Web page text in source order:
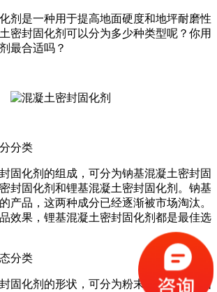
剂是一种用于提高地面硬度和地坪耐磨性
密封固化剂可以分为多少种类型呢？你用
最合适吗？
分类
固化剂的组成，可分为钠基混凝土密封固
封固化剂和锂基混凝土密封固化剂。钠基
产品，这两种成分已经逐渐被市场淘汰。
效果，锂基混凝土密封固化剂都是最佳选
分类
固化剂的形状，可分为粉末混凝土密封固